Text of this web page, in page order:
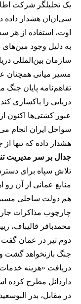
یک تحلیلگر شرکت
سی‌ان‌ان هشدار داده
اوت، استفاده از هر
به دلیل وجود مین‌های
مسیر میانی همچنان
تفاهم‌نامه پایان جنگ
دریایی را پاکسازی
عبور کشتی‌ها اکنون
سواحل ایران انجام
هشدار داده که تنها
جدال بر سر مدیریت
تلاش سپاه برای
منابع عمانی از آن
هم دولت ساحلی
چارچوب مذاکرات
محمدباقر قالیباف،
دوم تیر در عمان
جنگ بازنخواهد گشت
دریافت «هزینه
داردانل مطرح کرده
در مقابل، بدر